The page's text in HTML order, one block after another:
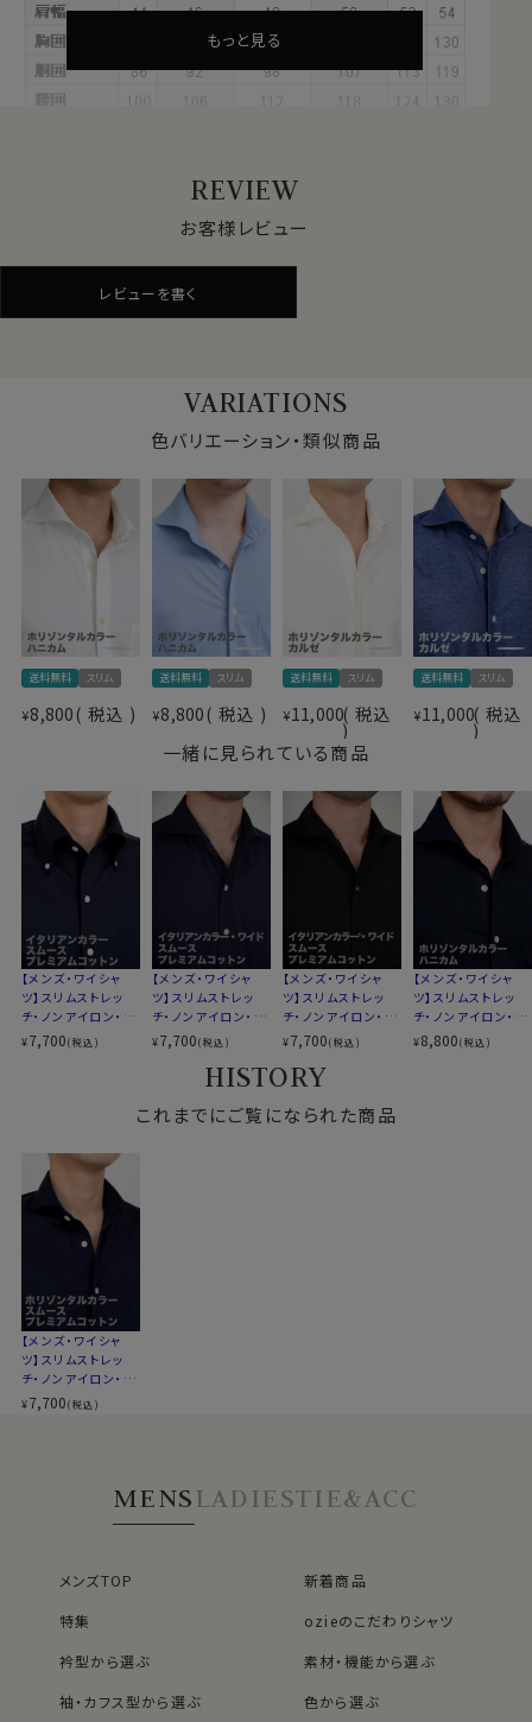
見た目はきちんと見えてスマート、だけど着心地は楽でリ
ラックス。
オールシーズン快適なストレスフリーのシャツ。
サラッとした肌ざわりとソフト感が心地いい、やみつきに
●高級スーピマ綿＝CORCORAN（コーコラン）
+ALBINI紡績の糸を使用
28.6mm以上の原綿）を超長綿といいます。
超長綿は世界の綿生産量のたった3％しかない希少性の
高いプレミアムコットンです。
このシャツにはスーピマ綿の中でより厳選された高級ス
ーピマ綿＝CORCORAN（コーコラン）のみを使用して、
高級生地で有名なイタリアはALBINI（アルビニ）の関連
会社アルビニアイコットー二社で紡績した高級ニット糸
を使用しています。
今回はスムース編みの32ゲージジャージーコットンをチ
ややしっかりとした印象の肉厚で透け感が少なく、それで
いてソフト感・光沢感・伸縮性に優れたニット生地に仕上
がっています。
よく見るとワイシャツ仕様のニットシャツです。
見た目はワイシャツの定番生地ブロードのようで、表も裏
も凸凹感の無い非常に滑らかな肌触りの“スムース“で
す。
●ノーアイロンで、お手入れ楽
素材として形態安定性が抜群です。
洗濯終了後は、すぐに洗濯機から取り出してしわを伸ば
し、ハンガーにかけて干すだけ。
これでアイロンがけは、ほぼ必要ありません。
たたんでも折りじわがつきづらく、しわになりにくいため、
出張や旅行にもおすすめです。
●洗濯について
クリーニングはお控えください（洗濯コースによっては、
伸縮する場合があります）
ウエストを絞ったバックダーツ入りのスリムなスタイル。
伸縮性と柔らかな感触が、体にフィットして快適でスタイ
リッシュな着こなしができます。
ozieのラインナップでもっともスリムなシャツです。
●コーディネートいろいろ、ホリゾンタルカラー
カラー（カッタウェイ）。
アンタイドの時は、オープンカラーのようにきれいに衿が
仕様表
素材
プレミアムコットン＝スーピマ綿
CORCORAN（コーコラン）
icotoni di Albini＝
アルビニアイコットー二社紡績
素材名
ジャージーコットン（32Gスムース）
ホリゾンタルカラー(カッタウェイ)
前立て
裏前立て
後身頃
バックダーツ入り細身
ポケット なし
柄
無地
ラウンドカット・アジャスタブル
コンバーチブルカフス
S-37・M-39･L-41･LL-43･3L-45･4L-47cm
トールサイズ M-88・L-90・LL-90cm
スタイルスリムフィット 細身
生産国
中国
ください
もっと見る
REVIEW
お客様レビュー
レビューを書く
VARIATIONS
色バリエーション・類似商品
送料無料 スリム
¥8,800 税込
送料無料 スリム
¥8,800 税込
送料無料 スリム
¥11,000 税込
送料無料 スリム
¥11,000 税込
一緒に見られている商品
【メンズ・ワイシャ
ツ】スリムストレッ
チ・ノンアイロン・プ
レミアムコットン・ニ
ット・イタリアンカラ
¥7,700(税込)
【メンズ・ワイシャ
ツ】スリムストレッ
チ・ノンアイロン・プ
レミアムコットン・ニ
ット・イタリアンカラ
ー・ワイドカラー・第
一ボタンあり・ポケ
ット無し・SALE
¥7,700(税込)
【メンズ・ワイシャ
ツ】スリムストレッ
チ・ノンアイロン・プ
レミアムコットン・ニ
ット・イタリアンカラ
ー・ワイドカラー・第
一ボタンあり・ポケ
ット無し・SALE
¥7,700(税込)
【メンズ・ワイシャ
ツ】スリムストレッ
チ・ノンアイロン・ド
ライ・ニット・ホリゾ
ンタルカラー・カッタ
¥8,800(税込)
HISTORY
これまでにご覧になられた商品
【メンズ・ワイシャ
ツ】スリムストレッ
チ・ノンアイロン・プ
レミアムコットン・ニ
ット・ホリゾンタルカ
¥7,700(税込)
MENSLADIESTIE&ACC
メンズTOP
新着商品
特集
ozieのこだわりシャツ
衿型から選ぶ
素材・機能から選ぶ
袖・カフス型から選ぶ
色から選ぶ